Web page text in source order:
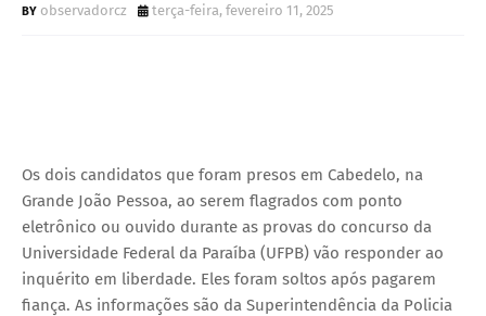
observadorcz terça-feira, fevereiro 11, 2025
Os dois candidatos que foram presos em Cabedelo, na
Grande João Pessoa, ao serem flagrados com ponto
eletrônico ou ouvido durante as provas do concurso da
Universidade Federal da Paraíba (UFPB) vão responder ao
inquérito em liberdade. Eles foram soltos após pagarem
fiança. As informações são da Superintendência da Policia